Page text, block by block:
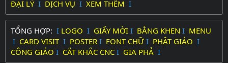
ĐẠI LÝ I DỊCH VỤ I XEM THÊM I
TỔNG HỢP: I LOGO I GIẤY MỜI I BẰNG KHEN I MENU
I CARD VISIT I POSTER I FONT CHỮI PHẬT GIÁO I
CÔNG GIÁO I CẮT KHẮC CNC I GIA PHẢ I